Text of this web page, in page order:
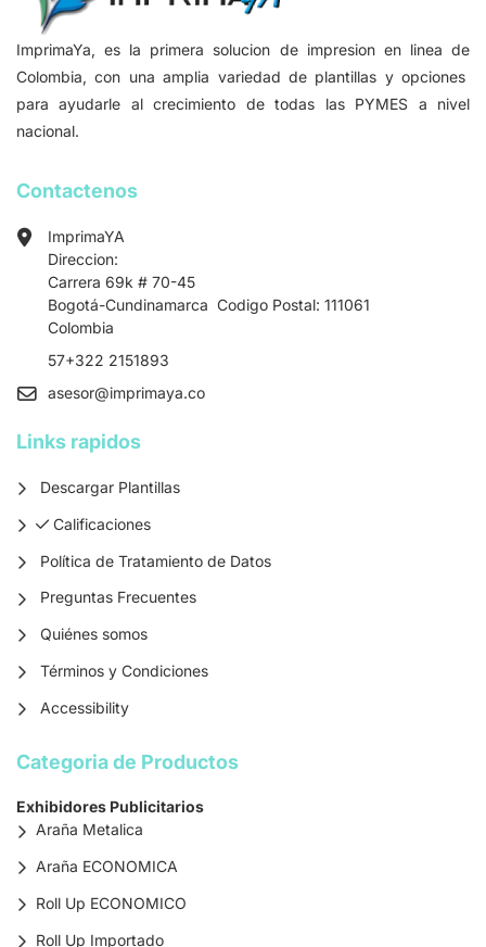
ImprimaYa, es la primera solucion de impresion en linea de
Colombia, con una amplia variedad de plantillas y opciones
para ayudarle al crecimiento de todas las PYMES a nivel
nacional.
Contactenos
ImprimaYA
Direccion:
Carrera 69k # 70-45
Bogotá-Cundinamarca Codigo Postal: 111061
Colombia
57+322 2151893
asesor@imprimaya.co
Links rapidos
Descargar Plantillas
Calificaciones
Calificaciones
Política de Tratamiento de Datos
Preguntas Frecuentes
Quiénes somos
Términos y Condiciones
Accessibility
Categoria de Productos
Exhibidores Publicitarios
Araña Metalica
Araña ECONOMICA
Roll Up ECONOMICO
Roll Up Importado